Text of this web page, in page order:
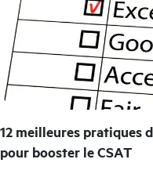
12 meilleures pratiques
pour booster le CSAT